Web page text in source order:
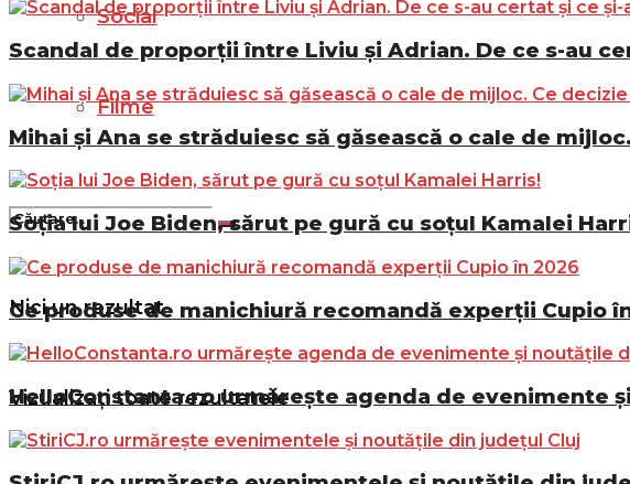
Social
Filme
Nici un rezultat
Vizualizați toate rezultatele
Scandal de proporții între Liviu și Adrian. De ce s-au
Mihai și Ana se străduiesc să găsească o cale de
Soția lui Joe Biden, sărut pe gură cu soțul Kamalei
Ce produse de manichiură recomandă experții Cupio
HelloConstanta.ro urmărește agenda de evenimente